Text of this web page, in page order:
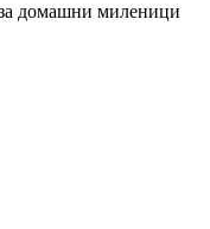
домашни миленици